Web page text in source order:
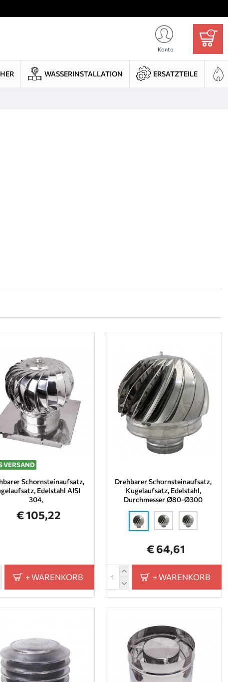
Konto
0
WASSERINSTALLATION ERSATZTEILE
VERSAND
Schornsteinaufsatz,
Edelstahl AISI
304,
€ 105,22
+ WARENKORB
Drehbarer Schornsteinaufsatz,
Kugelaufsatz, Edelstahl,
Durchmesser Ø80-Ø300
€ 64,61
+ WARENKORB